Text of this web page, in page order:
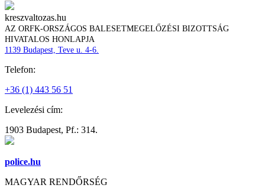
kreszvaltozas.hu
AZ ORFK-ORSZÁGOS BALESETMEGELŐZÉSI BIZOTTSÁG
HIVATALOS HONLAPJA
1139 Budapest, Teve u. 4-6.
Telefon:
+36 (1) 443 56 51
Levelezési cím:
1903 Budapest, Pf.: 314.
police.hu
MAGYAR RENDŐRSÉG